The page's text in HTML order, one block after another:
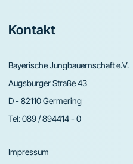
Footer
Kontakt
Bayerische Jungbauernschaft e.V.
Augsburger Straße 43
D - 82110 Germering
Tel:089 / 894414 - 0
Impressum